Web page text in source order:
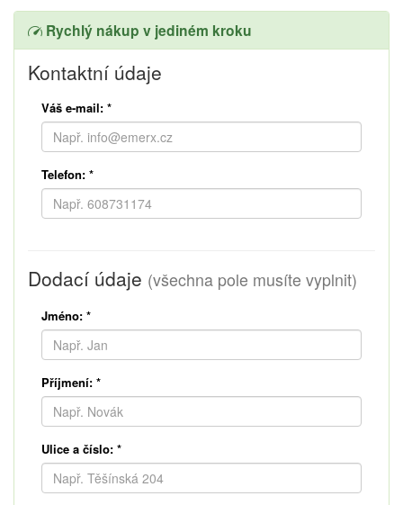
Rychlý nákup v jediném kroku
Kontaktní údaje
Váš e-mail: *
Telefon: *
Dodací údaje (všechna pole musíte vyplnit)
Jméno: *
Příjmení: *
Ulice a číslo: *